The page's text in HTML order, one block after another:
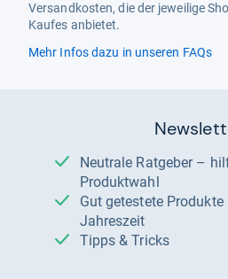
Versandkosten, die der jeweilige
Kaufes anbietet.
Mehr Infos dazu in unseren FAQs
Neutrale Ratgeber – hilfreich für Ihre
Produktwahl
Gut getestete Produkte – passend zur
Jahreszeit
Tipps & Tricks